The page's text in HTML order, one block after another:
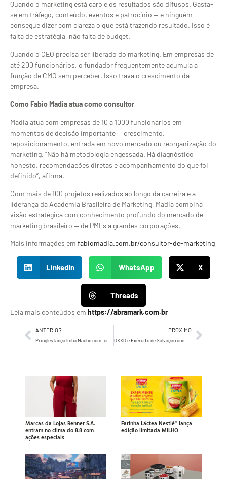
Quando o marketing está caro e os resultados são difusos. Gasta-
se em tráfego, conteúdo, eventos e patrocínio — e ninguém
consegue dizer com clareza o que está trazendo resultado. Isso é
falta de estratégia, não falta de budget.
Quando o CEO precisa ser liberado do marketing. Em empresas de
até 200 funcionários, o fundador frequentemente acumula a
função de CMO sem perceber. Isso trava o crescimento da
empresa.
Como Fabio Madia atua como consultor
Madia atua com empresas de 10 a 1000 funcionários em
momentos de decisão importante — crescimento,
reposicionamento, entrada em novo mercado ou reorganização do
marketing. “Não há metodologia engessada. Há diagnóstico
honesto, recomendações diretas e acompanhamento do que foi
definido”, afirma.
Com mais de 100 projetos realizados ao longo da carreira e a
liderança da Academia Brasileira de Marketing, Madia combina
visão estratégica com conhecimento profundo do mercado de
marketing brasileiro — de PMEs a grandes corporações.
Mais informações em fabiomadia.com.br/consultor-de-marketing
LinkedIn WhatsApp X
Threads
Leia mais conteúdos em https://abramark.com.br
ANTERIOR PRÓXIMO
OXXO e Exército de Salvação unem forças na Campanha do Agasalho com mais de 450 pontos de coleta em São Paulo
Marcas da Lojas Renner S.A.
entram no clima do 8.8 com
ações especiais
Farinha Láctea Nestlé® lança
edição limitada MILHO